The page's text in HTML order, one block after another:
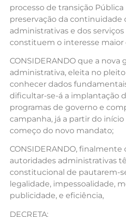
processo de transição
preservação da continuidade
administrativas e dos
constituem o interesse maior
CONSIDERANDO que a nova
administrativa, eleita no
conhecer dados
dificultar-se-á a implantação
programas de governo e
campanha, já a partir do
começo do novo mandato;
CONSIDERANDO, finalmente
autoridades administrativas
constitucional de pautarem-
legalidade, impessoalidade,
publicidade, e eficiência,
DECRETA: